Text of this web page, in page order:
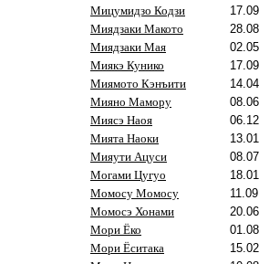
Мицумидзо Кодзи
Миядзаки Макото
Миядзаки Мая
Миякэ Кунико
Миямото Кэнъити
Мияно Мамору
Миясэ Наоя
Мията Наоки
Мияути Ацуси
Могами Цугуо
Момосу Момосу
Момосэ Хонами
Мори Ёко
Мори Ёситака